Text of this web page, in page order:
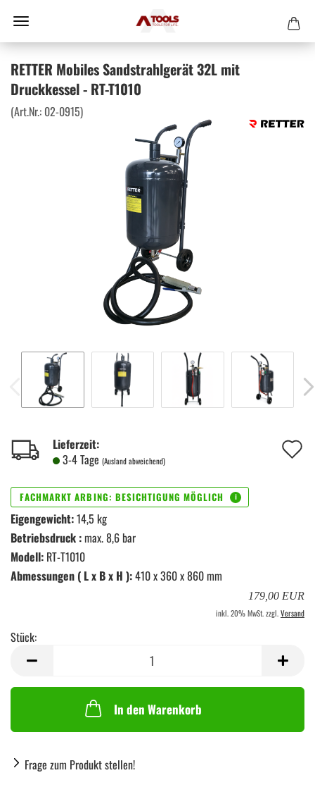
RETTER Mobiles Sandstrahlgerät 32L mit
Druckkessel - RT-T1010
(Art.Nr.: 02-0915)
Lieferzeit:
3-4 Tage (Ausland abweichend)
Eigengewicht:14,5 kg
Betriebsdruck :max. 8,6 bar
Modell: RT-T1010
Abmessungen ( L x B x H ):410 x 360 x 860 mm
179,00 EUR
inkl. 20% MwSt. zzgl.Versand
Stück:
In den Warenkorb
Frage zum Produkt stellen!